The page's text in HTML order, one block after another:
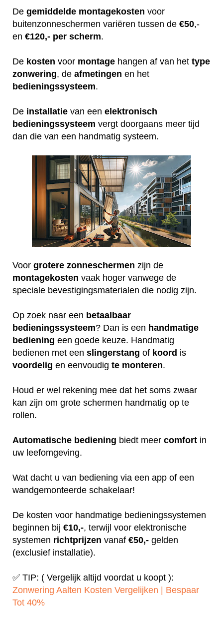
De gemiddelde montagekosten voor
buitenzonneschermen variëren tussen de €50,-
en €120,- per scherm.
De kosten voor montage hangen af van het type
zonwering, de afmetingen en het
bedieningssysteem.
De installatie van een elektronisch
bedieningssysteem vergt doorgaans meer tijd
dan die van een handmatig systeem.
Voor grotere zonneschermen zijn de
montagekosten vaak hoger vanwege de
speciale bevestigingsmaterialen die nodig zijn.
Op zoek naar een betaalbaar
bedieningssysteem? Dan is een handmatige
bediening een goede keuze. Handmatig
bedienen met een slingerstang of koord is
voordelig en eenvoudig te monteren.
Houd er wel rekening mee dat het soms zwaar
kan zijn om grote schermen handmatig op te
rollen.
Automatische bediening biedt meer comfort in
uw leefomgeving.
Wat dacht u van bediening via een app of een
wandgemonteerde schakelaar!
De kosten voor handmatige bedieningssystemen
beginnen bij €10,-, terwijl voor elektronische
systemen richtprijzen vanaf €50,- gelden
(exclusief installatie).
✅ TIP: ( Vergelijk altijd voordat u koopt ):
Zonwering Aalten Kosten Vergelijken | Bespaar
Tot 40%‎